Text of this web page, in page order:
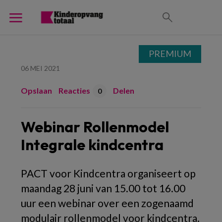
06 MEI 2021
Opslaan Reacties 0 Delen
Webinar Rollenmodel
Integrale kindcentra
PACT voor Kindcentra organiseert op
maandag 28 juni van 15.00 tot 16.00
uur een webinar over een zogenaamd
modulair rollenmodel voor kindcentra.
PREMIUM